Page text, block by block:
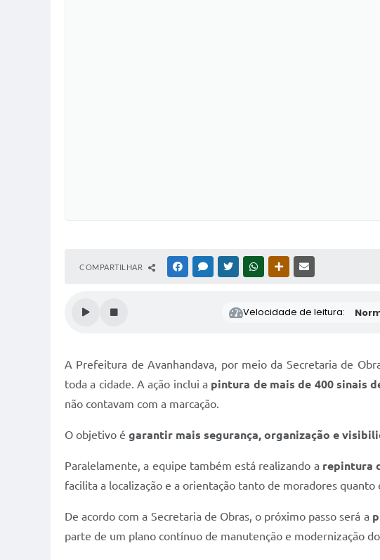
COMPARTILHAR FACEBOOKMESSENGER
TWITTERWHATSAPPOUTRAS MÍDIAS
Velocidade de leitura:
A Prefeitura de Avanhandava, por meio da Secretaria de
toda a cidade. A ação inclui a pintura de mais de 400 sinais
não contavam com a marcação.
O objetivo é garantir mais segurança, organização e
Paralelamente, a equipe também está realizando a repintura
facilita a localização e a orientação tanto de moradores quanto
De acordo com a Secretaria de Obras, o próximo passo será a
parte de um plano contínuo de manutenção e modernização